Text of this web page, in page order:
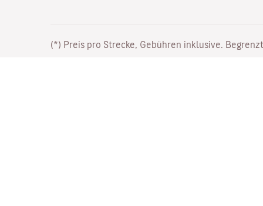
(*) Preis pro Strecke, Gebühren inklusive.